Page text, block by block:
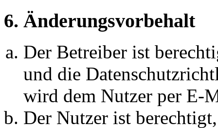
6. Änderungsvorbehalt
Der Betreiber ist
und die
wird dem Nutzer per E-
Der Nutzer ist